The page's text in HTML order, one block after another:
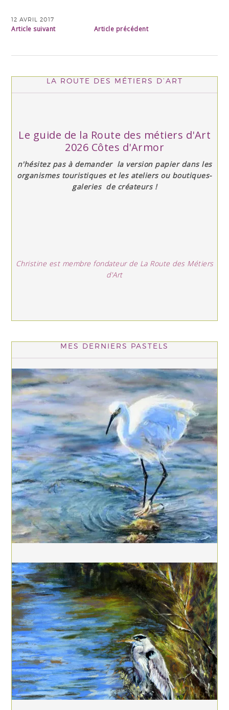
12 AVRIL 2017
Article suivant Article précédent
LA ROUTE DES MÉTIERS D’ART
Le guide de la Route des métiers d'Art
2026 Côtes d'Armor
n'hésitez pas à demander la version papier dans les
organismes touristiques et les ateliers ou boutiques-
galeries de créateurs !
Christine est membre fondateur de La Route des Métiers
d'Art
MES DERNIERS PASTELS